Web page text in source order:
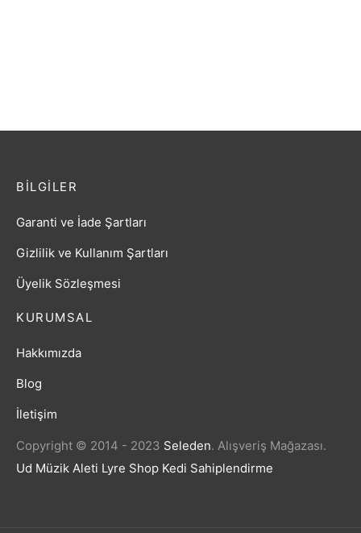
Copyright © 2014 - 2023 Seleden. Alışveriş Mağazası.
Ud Müzik Aleti Lyre Shop Kedi Sahiplendirme
KURUMSAL
Hakkımızda
Blog
İletişim
BILGILER
Garanti ve İade Şartları
Gizlilik ve Kullanım Şartları
Üyelik Sözleşmesi